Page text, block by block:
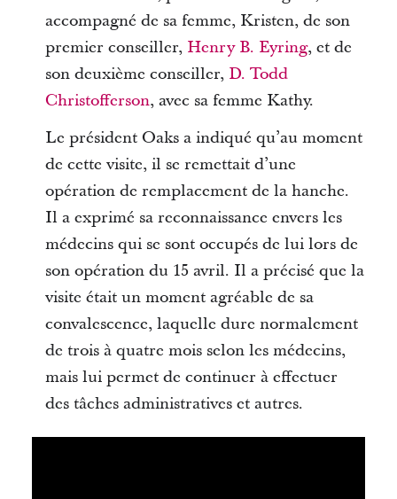
accompagné de sa femme, Kristen, de son
premier conseiller, Henry B. Eyring, et de
son deuxième conseiller, D. Todd
Christofferson, avec sa femme Kathy.
Le président Oaks a indiqué qu’au moment
de cette visite, il se remettait d’une
opération de remplacement de la hanche.
Il a exprimé sa reconnaissance envers les
médecins qui se sont occupés de lui lors de
son opération du 15 avril. Il a précisé que la
visite était un moment agréable de sa
convalescence, laquelle dure normalement
de trois à quatre mois selon les médecins,
mais lui permet de continuer à effectuer
des tâches administratives et autres.